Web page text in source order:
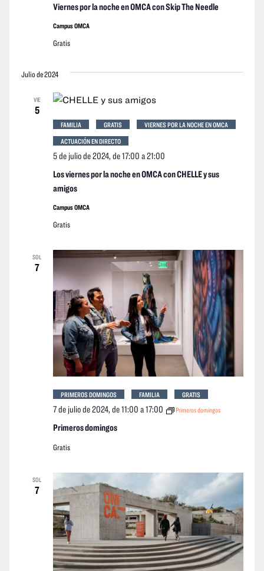
Viernes por la noche en OMCA con Skip The Needle
Campus OMCA
Gratis
Julio de 2024
VIE
5
Los viernes por la noche en OMCA con CHELLE y sus
amigos
5 de julio de 2024, de 17:00 a21:00
FAMILIA GRATIS
VIERNES POR LA NOCHE EN OMCA
ACTUACIÓN EN DIRECTO
Campus OMCA
Gratis
SOL
7
Primeros domingos
7 de julio de 2024, de 11:00 a17:00 Primeros domingos
PRIMEROS DOMINGOS FAMILIA GRATIS
Gratis
SOL
7